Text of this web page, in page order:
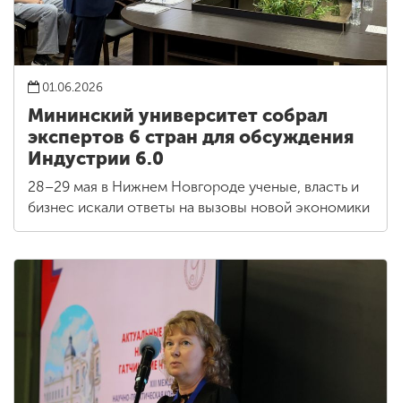
01.06.2026
Мининский университет собрал
экспертов 6 стран для обсуждения
Индустрии 6.0
28–29 мая в Нижнем Новгороде ученые, власть и
бизнес искали ответы на вызовы новой экономики